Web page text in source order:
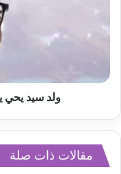
ولد سيد
مقالات ذات صلة